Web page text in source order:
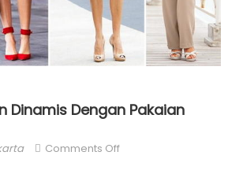
Dinamis Dengan Pakaian
Comments Offon